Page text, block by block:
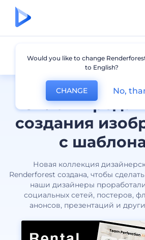
Онлайн-
создания
с
Новая коллекция
Renderforest создана, чтобы
наши дизайнеры
социальных сетей, постеров,
анонсов, презентаций и
Все дизайны
Would you like to change
to English?
CHANGE No,